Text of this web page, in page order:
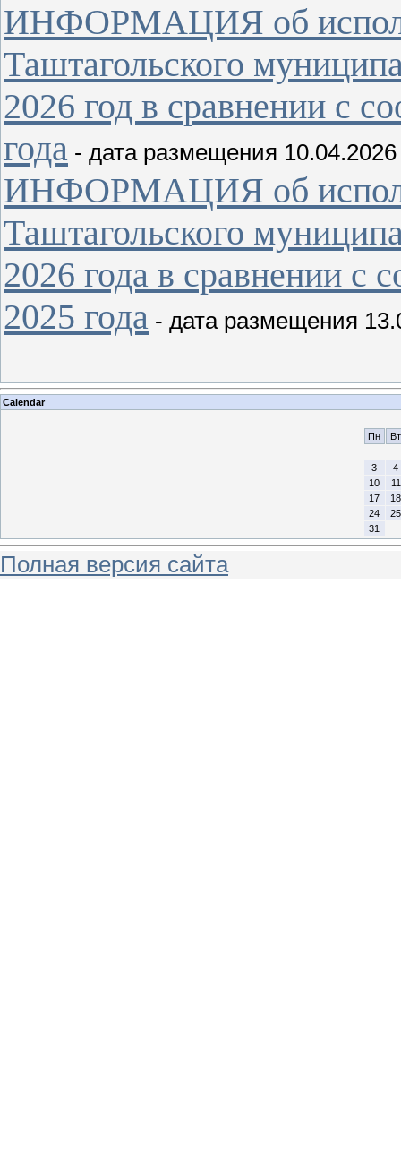
ИНФОРМАЦИЯ об
Таштагольского
2026 год в сравнении с
года - дата размещения 10.04.2026
ИНФОРМАЦИЯ об
Таштагольского
2026 года в сравнении с
2025 года - дата размещения
Calendar
Пн
Вт
3
4
10
11
17
18
24
25
31
Полная версия сайта